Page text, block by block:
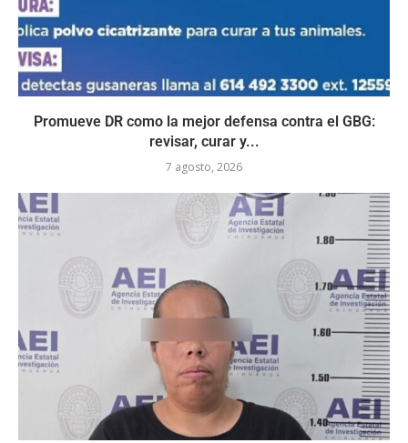
Promueve DR como la mejor defensa contra el GBG:
revisar, curar y...
7 agosto, 2026